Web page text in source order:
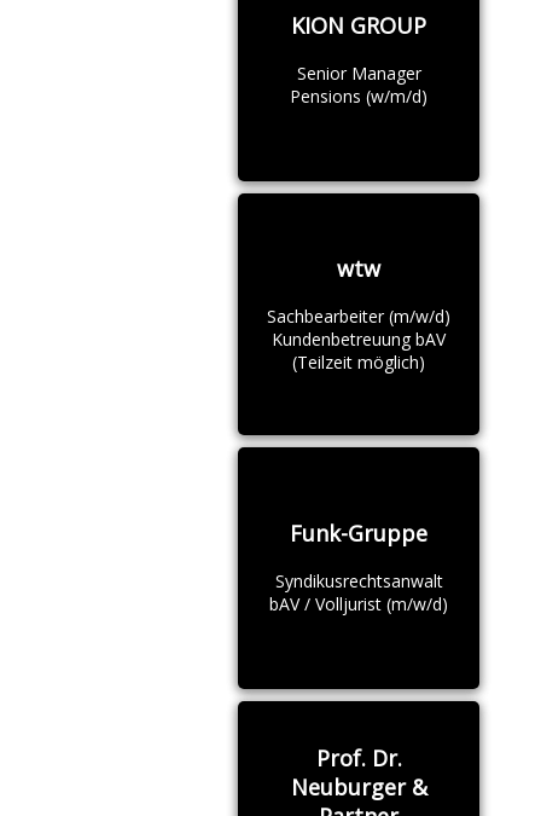
KION GROUP
Senior Manager
Pensions (w/m/d)
wtw
Sachbearbeiter (m/w/d)
Kundenbetreuung bAV
(Teilzeit möglich)
Funk-Gruppe
Syndikusrechtsanwalt
bAV / Volljurist (m/w/d)
Prof. Dr.
Neuburger &